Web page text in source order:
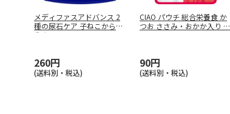
メディファスアドバンス 2
種の尿石ケア 子ねこから10
歳ま
260円
(送料別・税込)
CIAO パウチ 総合栄養食 か
つお ささみ・おかか入り …
90円
(送料別・税込)